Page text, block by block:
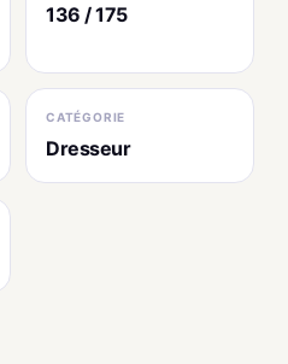
136 / 175
CATÉGORIE
Dresseur